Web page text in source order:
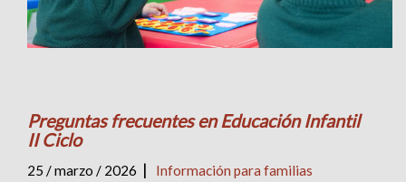
Preguntas frecuentes en Educación Infantil
II Ciclo
25 / marzo / 2026 | Información para familias